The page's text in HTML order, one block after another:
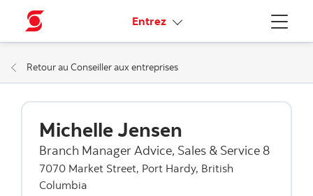
Menu
Entrez Liens connexes
Retour au Conseiller aux entreprises
Michelle Jensen
Branch Manager Advice, Sales & Service 8
7070 Market Street, Port Hardy, British
Columbia